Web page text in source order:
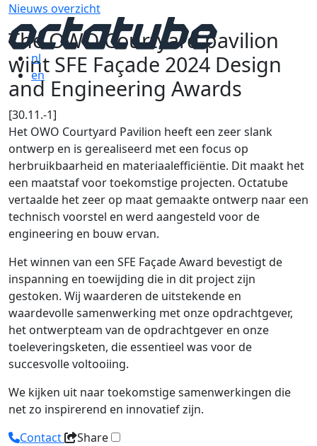
nl
en
Nieuws overzicht
The OWO Courtyard pavilion
wint SFE Façade 2024 Design
and Engineering Awards
[30.11.-1]
Het OWO Courtyard Pavilion heeft een zeer slank
ontwerp en is gerealiseerd met een focus op
herbruikbaarheid en materiaalefficiëntie. Dit maakt het
een maatstaf voor toekomstige projecten. Octatube
vertaalde het zeer op maat gemaakte ontwerp naar een
technisch voorstel en werd aangesteld voor de
engineering en bouw ervan.
Het winnen van een SFE Façade Award bevestigt de
inspanning en toewijding die in dit project zijn
gestoken. Wij waarderen de uitstekende en
waardevolle samenwerking met onze opdrachtgever,
het ontwerpteam van de opdrachtgever en onze
toeleveringsketen, die essentieel was voor de
succesvolle voltooiing.
We kijken uit naar toekomstige samenwerkingen die
net zo inspirerend en innovatief zijn.
Contact
Share